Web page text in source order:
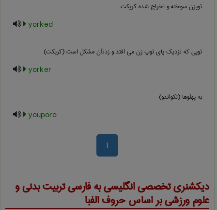
توپزن سوخته و اخراج شده کریکت
yorked
توپی که نزدیک پای توپ زن می افتد و زدنآن مشکل است (کریکت)
yorker
به پهلوها (تکواندو)
youporo
1
دیکشنری تخصصی انگلیسی به فارسیتربيت بدنی و
علوم ورزشیبر اساس حروف الفبا